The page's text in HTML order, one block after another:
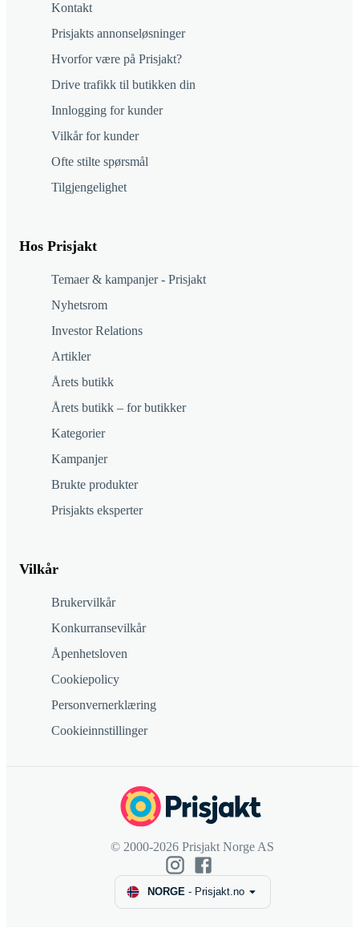
Kontakt
Prisjakts annonseløsninger
Hvorfor være på Prisjakt?
Drive trafikk til butikken din
Innlogging for kunder
Vilkår for kunder
Ofte stilte spørsmål
Tilgjengelighet
Hos Prisjakt
Temaer & kampanjer - Prisjakt
Nyhetsrom
Investor Relations
Artikler
Årets butikk
Årets butikk – for butikker
Kategorier
Kampanjer
Brukte produkter
Prisjakts eksperter
Vilkår
Brukervilkår
Konkurransevilkår
Åpenhetsloven
Cookiepolicy
Personvernerklæring
Cookieinnstillinger
© 2000-2026 Prisjakt Norge AS
NORGE- Prisjakt.no